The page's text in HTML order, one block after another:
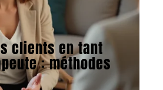
clients en tant
: méthodes